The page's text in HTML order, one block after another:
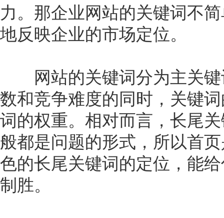
力。那企业网站的关键词不
地反映企业的市场定位。
网站的关键词分为主关键
数和竞争难度的同时，关键
词的权重。相对而言，长尾
般都是问题的形式，所以首
色的长尾关键词的定位，能
制胜。